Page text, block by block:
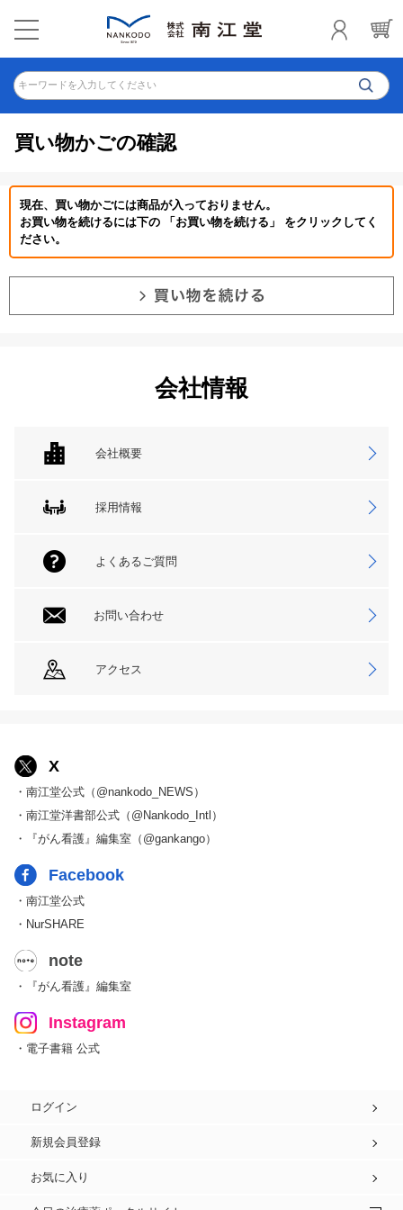
キーワードを入力してください
買い物かごの確認
現在、買い物かごには商品が入っておりません。
お買い物を続けるには下の 「お買い物を続ける」 をクリックしてく
ださい。
会社情報
会社概要
採用情報
よくあるご質問
お問い合わせ
アクセス
X
・南江堂公式（@nankodo_NEWS）
・南江堂洋書部公式（@Nankodo_Intl）
・『がん看護』編集室（@gankango）
Facebook
・南江堂公式
・NurSHARE
note
・『がん看護』編集室
Instagram
・電子書籍 公式
ログイン
新規会員登録
お気に入り